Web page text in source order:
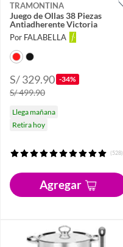
TRAMONTINA
Juego de Ollas 38 Piezas
Antiadherente Victoria
Por FALABELLA
S/ 329.90 -34%
S/ 499.90
Llega mañana
Retira hoy
(528)
Agregar